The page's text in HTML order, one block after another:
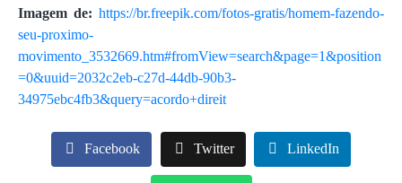
Imagem de: https://br.freepik.com/fotos-gratis/homem-fazendo-
seu-proximo-
movimento_3532669.htm#fromView=search&page=1&position
=0&uuid=2032c2eb-c27d-44db-90b3-
34975ebc4fb3&query=acordo+direit
Facebook Twitter LinkedIn